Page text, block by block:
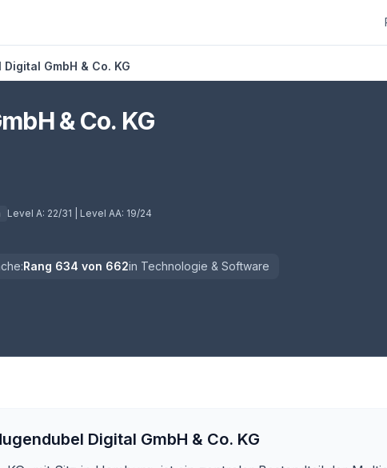
GmbH & Co. KG
& Co. KG
Level A: 22/31 | Level AA: 19/24
Rang 634 von 662in Technologie & Software
Digital GmbH & Co. KG